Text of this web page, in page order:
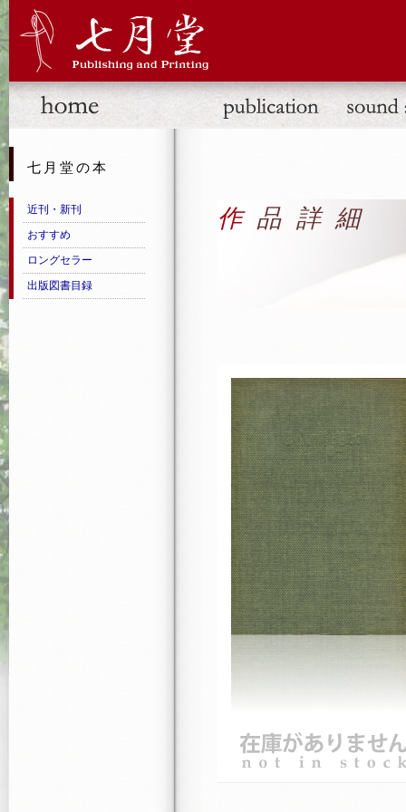
作品詳細
七月堂の本
近刊・新刊
おすすめ
ロングセラー
出版図書目録